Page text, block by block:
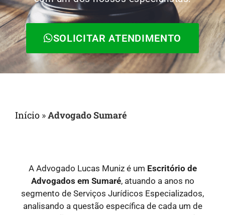
SOLICITAR ATENDIMENTO
Início »Advogado Sumaré
A Advogado Lucas Muniz é um Escritório de
Advogados em Sumaré, atuando a anos no
segmento de Serviços Jurídicos Especializados,
analisando a questão específica de cada um de